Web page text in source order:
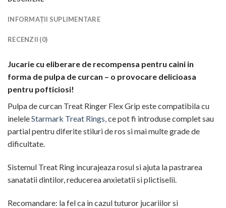
INFORMAȚII SUPLIMENTARE
RECENZII (0)
Jucarie cu eliberare de recompensa pentru caini in
forma de pulpa de curcan – o provocare delicioasa
pentru pofticiosi!
Pulpa de curcan Treat Ringer Flex Grip este compatibila cu
ineleleStarmark Treat Rings,ce pot fi introduse complet sau
partial pentru diferite stiluri de ros si mai multe grade de
dificultate.
Sistemul Treat Ring incurajeaza rosul si ajuta la pastrarea
sanatatii dintilor, reducerea anxietatii si plictiselii.
Recomandare: la fel ca in cazul tuturor jucariilor si